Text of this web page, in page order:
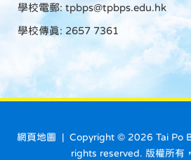
學校電郵: tpbps@tpbps.edu.hk
學校傳真: 2657 7361
網頁地圖 | Copyright © 2026 Tai Po
rights reserved. 版權所有